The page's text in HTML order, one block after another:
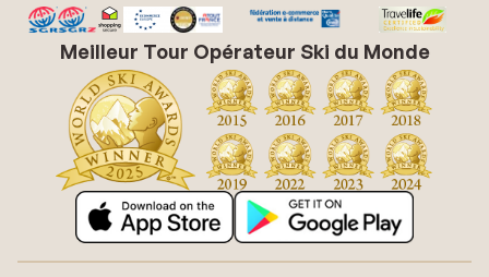
Meilleur Tour Opérateur Ski du Monde